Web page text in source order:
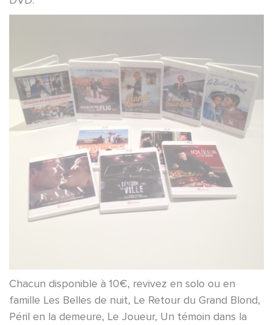
Chacun disponible à 10€, revivez en solo ou en
famille Les Belles de nuit, Le Retour du Grand Blond,
Péril en la demeure, Le Joueur, Un témoin dans la